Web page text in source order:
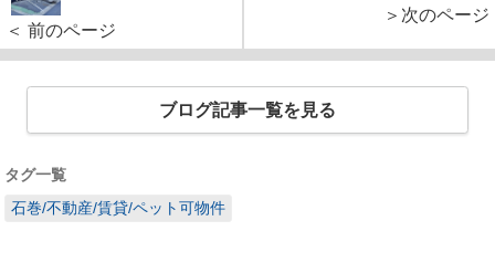
＜ 前のページ
＞次のページ
ブログ記事一覧を見る
タグ一覧
石巻/不動産/賃貸/ペット可物件